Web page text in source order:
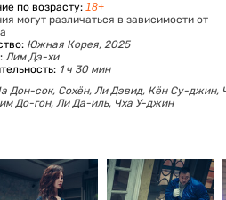
по возрасту: 18+
могут различаться в зависимости от
Южная Корея, 2025
Лим Дэ-хи
1 ч 30 мин
Дон-сок, Сохён, Ли Дэвид, Кён Су-джин,
До-гон, Ли Да-иль, Чха У-джин